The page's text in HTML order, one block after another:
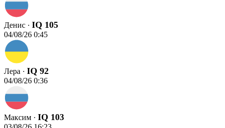
Денис · IQ 105
04/08/26 0:45
Лера · IQ 92
04/08/26 0:36
Максим · IQ 103